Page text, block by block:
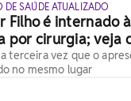
DE SAÚDE ATUALIZADO
Filho é internado
por cirurgia; veja
a terceira vez que o
no mesmo lugar